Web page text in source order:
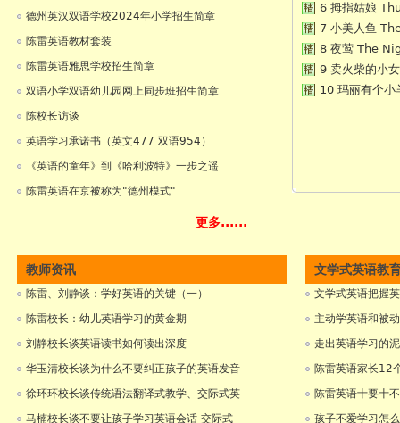
德州英汉双语学校2024年小学招生简章
陈雷英语教材套装
陈雷英语雅思学校招生简章
双语小学双语幼儿园网上同步班招生简章
陈校长访谈
英语学习承诺书（英文477 双语954）
《英语的童年》到《哈利波特》一步之遥
陈雷英语在京被称为"德州模式"
更多......
6 拇指姑娘
7 小美人鱼
8 夜莺 The
9 卖火柴的小
10 玛丽有个
教师资讯
陈雷、刘静谈：学好英语的关键（一）
陈雷校长：幼儿英语学习的黄金期
刘静校长谈英语读书如何读出深度
华玉清校长谈为什么不要纠正孩子的英语发音
徐环环校长谈传统语法翻译式教学、交际式英
马楠校长谈不要让孩子学习英语会话 交际式
文学式英语教
文学式英语把握
主动学英语和被
走出英语学习的
陈雷英语家长12
陈雷英语十要十
孩子不爱学习怎